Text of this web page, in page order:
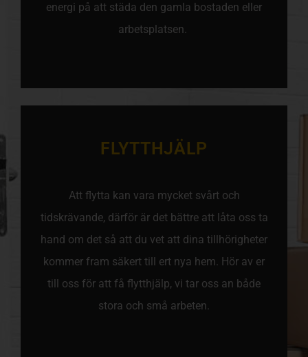
energi på att städa den gamla bostaden eller
arbetsplatsen.
FLYTTHJÄLP
Att flytta kan vara mycket svårt och
tidskrävande, därför är det bättre att låta oss ta
hand om det så att du vet att dina tillhörigheter
kommer fram säkert till ert nya hem. Hör av er
till oss för att få flytthjälp, vi tar oss an både
stora och små arbeten.